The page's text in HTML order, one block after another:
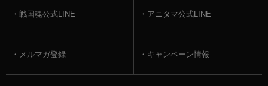
戦国魂公式LINE アニタマ公式LINE
メルマガ登録 キャンペーン情報